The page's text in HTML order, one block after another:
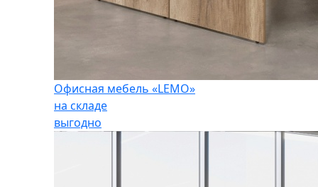
Офисная мебель «LEMO»
на складе
выгодно